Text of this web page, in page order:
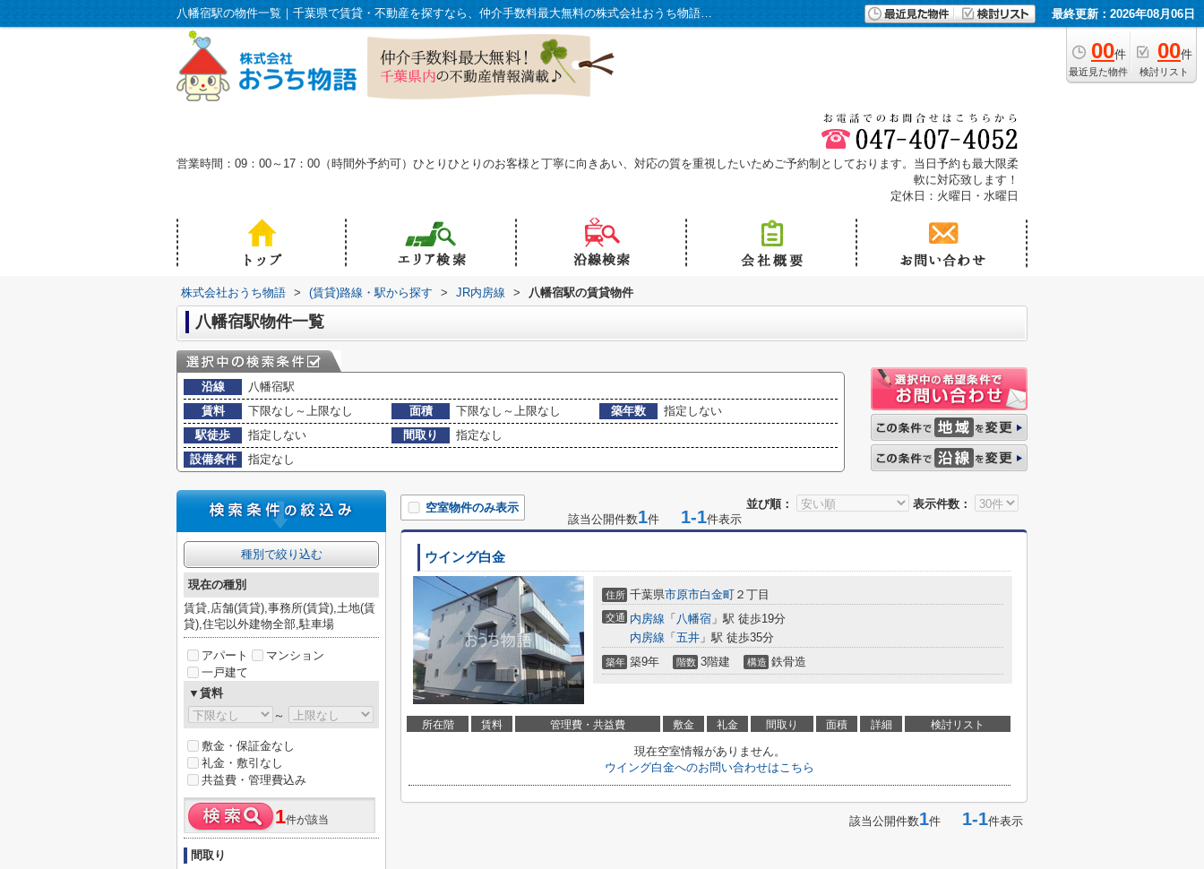
八幡宿駅の物件一覧｜千葉県で賃貸・不動産を探すなら、仲介手数料最大無料の株式会社おうち物語で！ 最終更新：2026年08月06日
00件
最近見た物件
00件
検討リスト
営業時間：09：00～17：00（時間外予約可）ひとりひとりのお客様と丁寧に向きあい、対応の質を重視したいためご予約制としております。当日予約も最大限柔
軟に対応致します！
定休日：火曜日・水曜日
株式会社おうち物語 > (賃貸)路線・駅から探す > JR内房線 > 八幡宿駅の賃貸物件
八幡宿駅物件一覧
沿線
八幡宿駅
賃料
下限なし～上限なし 面積 下限なし～上限なし 築年数
指定しない
駅徒歩
指定しない 間取り
指定なし
設備条件
指定なし
並び順： 表示件数：
空室物件のみ表示
該当公開件数1件 1-1件表示
ウイング白金
住所 千葉県市原市白金町 ２丁目
交通 内房線 「 八幡宿 」駅 徒歩19分
内房線 「 五井 」駅 徒歩35分
築年 築9年 階数 3階建 構造 鉄骨造
所在階 賃料 管理費・共益費 敷金 礼金 間取り 面積 詳細 検討リスト
現在空室情報がありません。
ウイング白金へのお問い合わせはこちら
該当公開件数1件 1-1件表示
種別で絞り込む
現在の種別
賃貸,店舗(賃貸),事務所(賃貸),土地(賃
貸),住宅以外建物全部,駐車場
アパート
マンション
一戸建て
▼賃料
～
敷金・保証金なし
礼金・敷引なし
共益費・管理費込み
1件が該当
間取り